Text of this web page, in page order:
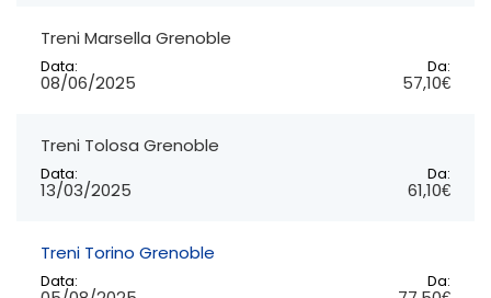
Treni Marsella Grenoble
Data:
08/06/2025
Da:
57,10€
Treni Tolosa Grenoble
Data:
13/03/2025
Da:
61,10€
Treni Torino Grenoble
Data: Da: